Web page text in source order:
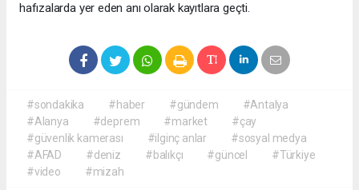
hafızalarda yer eden anı olarak kayıtlara geçti.
#sondakika #haber #gündem
#Antalya
#Alanya
#deprem #market
#çay
#güvenlik kamerası
#ilginç anlar
#sosyal medya
#AFAD
#deniz #balıkçı #güncel
#Türkiye
#video
#mizah